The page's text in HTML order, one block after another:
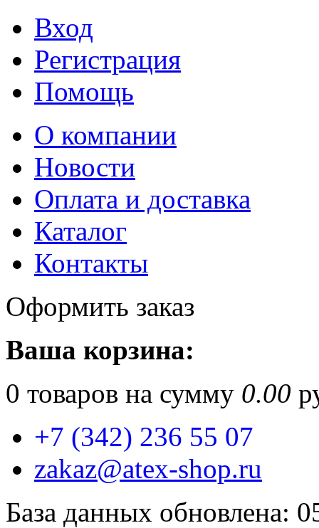
Вход
Регистрация
Помощь
О компании
Новости
Оплата и доставка
Каталог
Контакты
Оформить заказ
Ваша корзина:
0 товаров на сумму 0.00
+7 (342) 236 55 07
zakaz@atex-shop.ru
База данных обновлена: